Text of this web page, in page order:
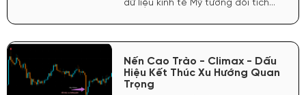
dữ liệu kinh tế Mỹ tương đối tích
trợ vàng bứt phá.
Nến Cao Trào - Climax - Dấu
Hiệu Kết Thúc Xu Hướng Quan
Trọng